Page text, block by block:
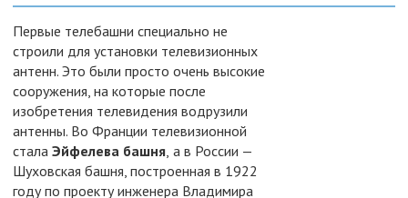
Первые телебашни специально не
строили для установки телевизионных
антенн. Это были просто очень высокие
сооружения, на которые после
изобретения телевидения водрузили
антенны. Во Франции телевизионной
стала Эйфелева башня, а в России —
Шуховская башня, построенная в 1922
году по проекту инженера Владимира